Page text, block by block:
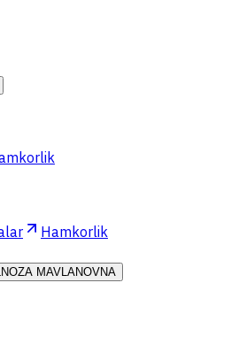
Hamkorlik
MAVLANOVNA